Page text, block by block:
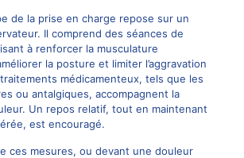
de la prise en charge repose sur un
Il comprend des séances de
à renforcer la musculature
la posture et limiter l’aggravation
médicamenteux, tels que les
ou antalgiques, accompagnent la
Un repos relatif, tout en maintenant
est encouragé.
ces mesures, ou devant une douleur